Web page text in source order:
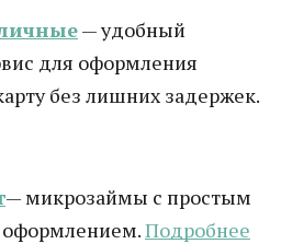
— удобный
для оформления
без лишних задержек.
— микрозаймы с простым
Подробнее